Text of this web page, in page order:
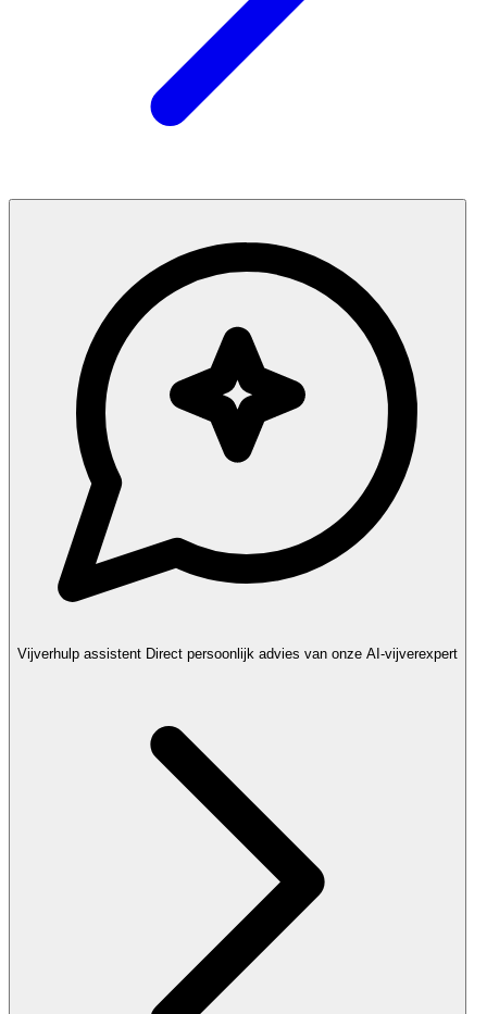
Vijverhulp assistent Direct persoonlijk advies van onze AI-vijverexpert